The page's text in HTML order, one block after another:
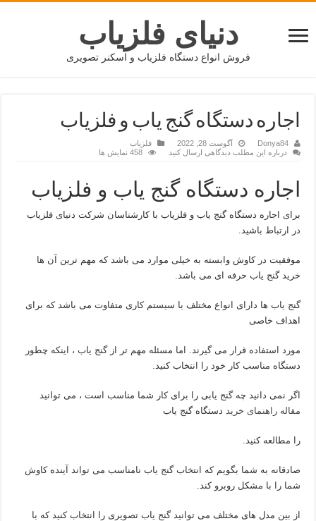
دنیای فلزیاب
فروش انواع دستگاه فلزیاب و اسکنر تصویری
اجاره دستگاه گنج یاب و فلزیاب
Donya84 آگوست 28, 2022
فلزیاب
درباره این مطلب دیدگاهی ارسال کنید
458 نمایش ها
اجاره دستگاه گنج یاب و فلزیاب
برای اجاره دستگاه گنج یاب و فلزیاب با کارشناسان شرکت دنیای فلزیاب
در ارتباط باشید.
موفقیت در کاوش وابسته به خیلی موارد می باشد که مهم ترین آن ها
خرید گنج یاب حرفه ای می باشد.
گنج یاب ها دارای انواع مختلف با سیستم کاری متفاوت می باشد که برای
اهداف خاصی
مورد استفاده قرار می گیرند. اما مسئله مهم تر از گنج یاب ، اینکه چطور
دستگاه مناسب کار خود را انتخاب کنید.
اگر نمی دانید چه گنج یابی را برای کار شما مناسب است ، می توانید
مقاله راهنمای خرید دستگاه گنج یاب
را مطالعه کنید.
صادقانه به شما بگویم که انتخاب گنج یاب نامناسب می تواند آینده کاوش
شما را با مشکل روبرو کند.
از بین مدل های مختلف می توانید گنج یاب تصویری را انتخاب کنید که با